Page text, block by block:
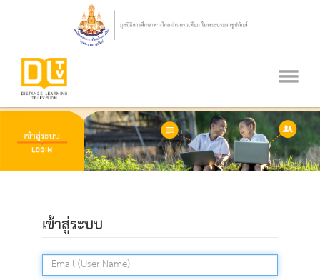
เข้าสู่ระบบ